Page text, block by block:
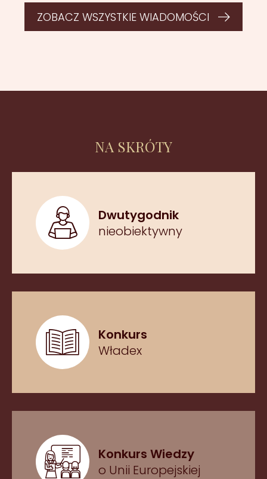
ZOBACZ WSZYSTKIE WIADOMOŚCI
NA SKRÓTY
Dwutygodnik
nieobiektywny
Konkurs
Władex
Konkurs Wiedzy
o Unii Europejskiej